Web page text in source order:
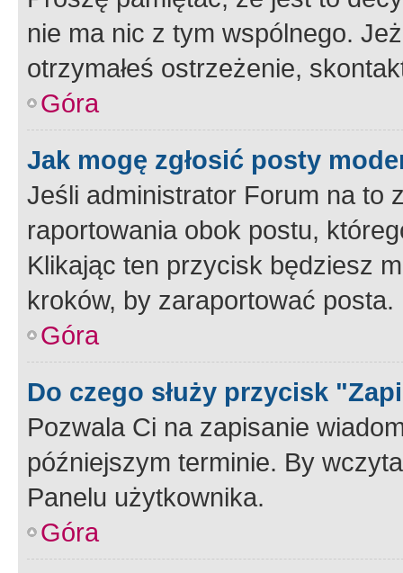
nie ma nic z tym wspólnego.
otrzymałeś ostrzeżenie,
Góra
Jak mogę zgłosić posty
Jeśli administrator Forum na to
raportowania obok postu,
Klikając ten przycisk będziesz
kroków, by zaraportować posta.
Góra
Do czego służy przycisk
Pozwala Ci na zapisanie
późniejszym terminie. By
Panelu użytkownika.
Góra